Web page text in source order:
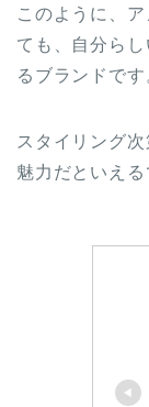
このように、
ても、自分ら
るブランドです
スタイリング
魅力だといえる